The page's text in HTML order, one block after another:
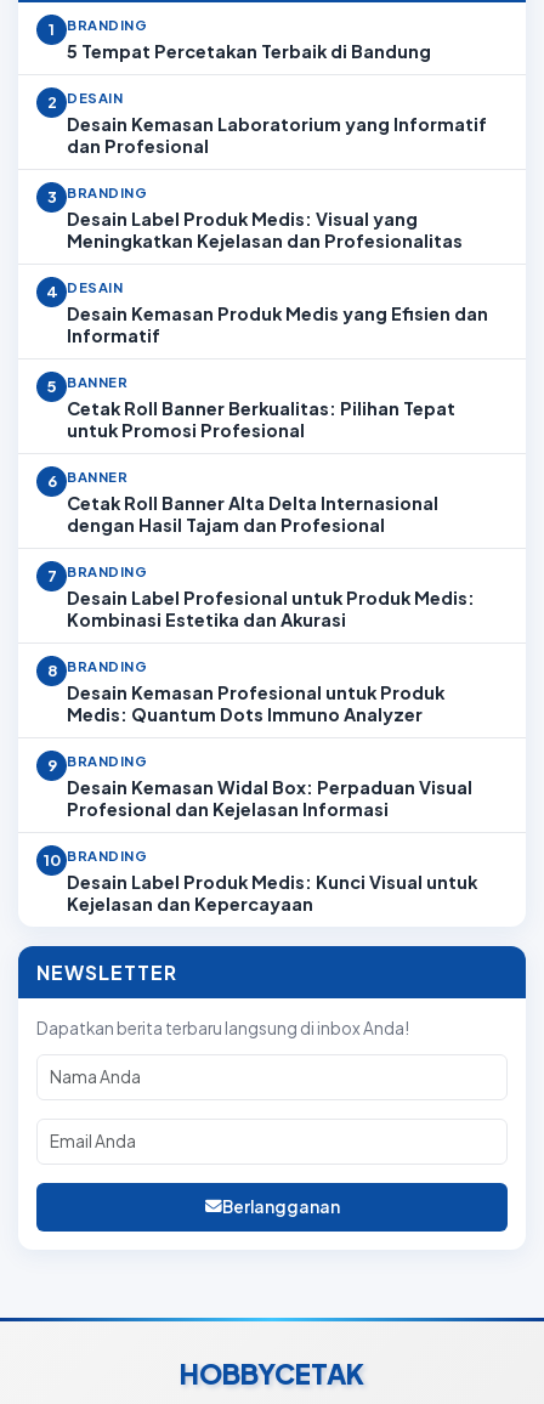
1 BRANDING
5 Tempat Percetakan Terbaik di Bandung
2 DESAIN
Desain Kemasan Laboratorium yang Informatif
dan Profesional
3 BRANDING
Desain Label Produk Medis: Visual yang
Meningkatkan Kejelasan dan Profesionalitas
4 DESAIN
Desain Kemasan Produk Medis yang Efisien dan
Informatif
5 BANNER
Cetak Roll Banner Berkualitas: Pilihan Tepat
untuk Promosi Profesional
6 BANNER
Cetak Roll Banner Alta Delta Internasional
dengan Hasil Tajam dan Profesional
7 BRANDING
Desain Label Profesional untuk Produk Medis:
Kombinasi Estetika dan Akurasi
8 BRANDING
Desain Kemasan Profesional untuk Produk
Medis: Quantum Dots Immuno Analyzer
9 BRANDING
Desain Kemasan Widal Box: Perpaduan Visual
Profesional dan Kejelasan Informasi
10 BRANDING
Desain Label Produk Medis: Kunci Visual untuk
Kejelasan dan Kepercayaan
NEWSLETTER
Dapatkan berita terbaru langsung di inbox Anda!
Berlangganan
HOBBYCETAK